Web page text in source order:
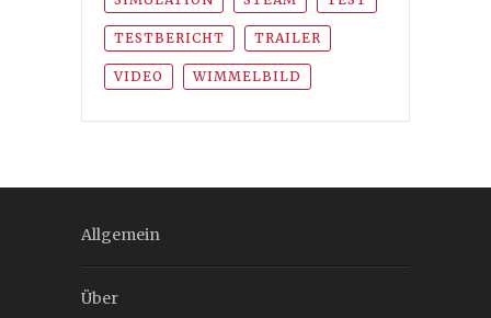
TESTBERICHT TRAILER
VIDEO WIMMELBILD
Allgemein
Über